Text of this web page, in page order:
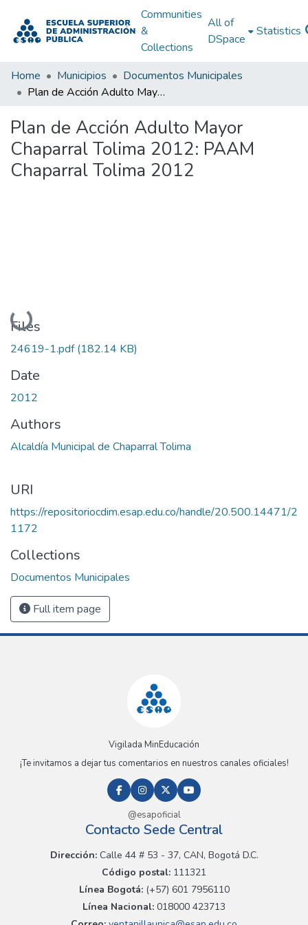
Communities
&
Collections
All of
DSpace
Statistics
Home Municipios
Documentos Municipales
Plan de Acción Adulto Mayor Chaparral Tolima 2012: PAAM Chaparral Tolima 2012
Plan de Acción Adulto Mayor
Chaparral Tolima 2012: PAAM
Chaparral Tolima 2012
Loading...
Files
24619-1.pdf(182.14 KB)
Date
2012
Authors
Alcaldía Municipal de Chaparral Tolima
URI
https://repositoriocdim.esap.edu.co/handle/20.500.14471/2
1172
Collections
Documentos Municipales
Full item page
Vigilada MinEducación
¡Te invitamos a dejar tus comentarios en nuestros canales oficiales!
@esapoficial
Contacto Sede Central
Dirección:Calle 44 # 53 - 37, CAN, Bogotá D.C.
Código postal: 111321
Línea Bogotá:(+57) 601 7956110
Línea Nacional: 018000 423713